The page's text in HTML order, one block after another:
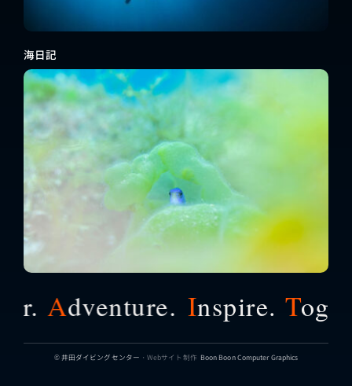
海日記
A dventure. Inspire.T
© 井田ダイビングセンター ・Webサイト制作 Boon Boon Computer Graphics